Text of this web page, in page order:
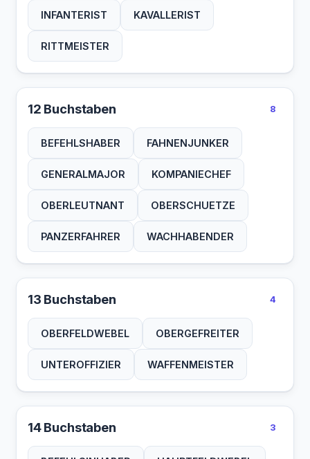
INFANTERIST KAVALLERIST
RITTMEISTER
12 Buchstaben 8
BEFEHLSHABER FAHNENJUNKER
GENERALMAJOR KOMPANIECHEF
OBERLEUTNANT OBERSCHUETZE
PANZERFAHRER WACHHABENDER
13 Buchstaben 4
OBERFELDWEBEL OBERGEFREITER
UNTEROFFIZIER WAFFENMEISTER
14 Buchstaben 3